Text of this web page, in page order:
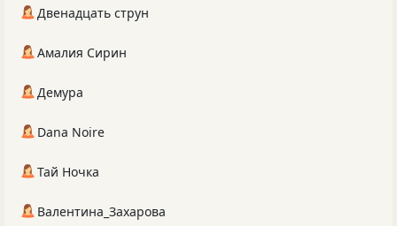
Двенадцать струн
Амалия Сирин
Демура
Dana Noire
Тай Ночка
Валентина_Захарова